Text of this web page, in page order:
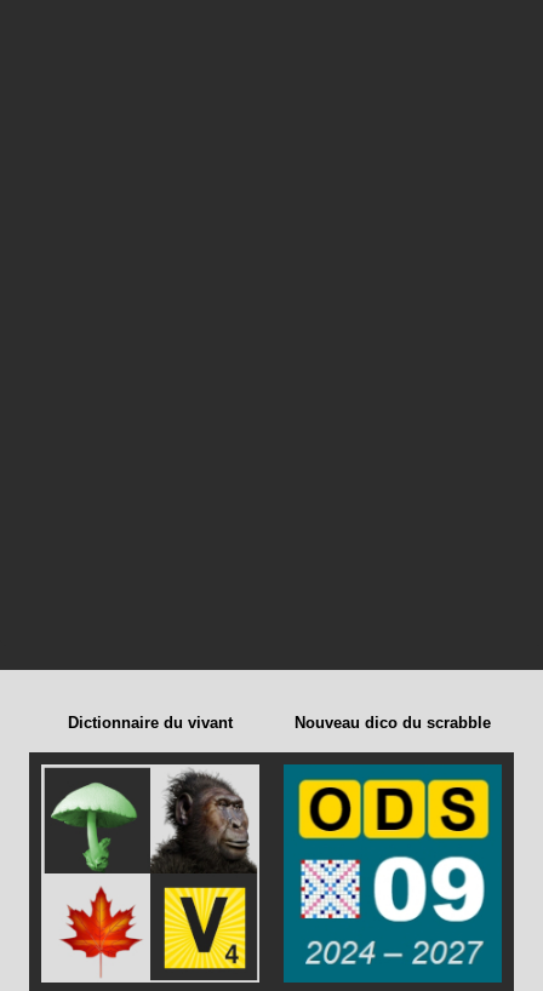
Dictionnaire du vivant Nouveau dico du scrabble